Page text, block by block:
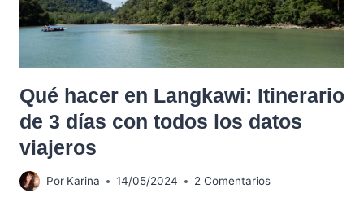
Qué hacer en Langkawi: Itinerario
de 3 días con todos los datos
viajeros
Por Karina 14/05/2024 2 Comentarios